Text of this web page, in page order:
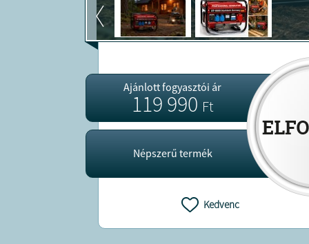
Ajánlott fogyasztói ár
119 990Ft
Népszerű termék
Kedvenc